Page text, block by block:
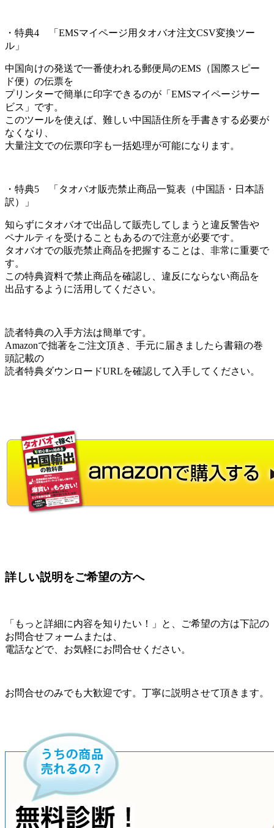
・特典4 「EMSマイページ用タオバオ注文CSV変換ツー
ル」
中国向けの発送で一番使われる郵便局のEMS（国際スピー
ド便）の伝票を
プリンターで簡単に印字できるのが「EMSマイページサー
ビス」です。
このツールを使えば、難しい中国語住所を手書きする必要が
なくなり、
大量注文での伝票印字も一括処理が可能になります。
・特典5 「タオバオ販売禁止商品一覧表（中国語・日本語
訳）」
知らずにタオバオで出品して販売してしまうと違反警告や
ペナルティを受けることもあるので注意が必要です。
タオバオでの販売禁止商品を把握することは、非常に重要で
す。
この特典資料で禁止商品を確認し、違反にならない商品を
出品するように活用してください。
読者特典の入手方法は簡単です。
Amazonで拙著をご注文頂き、手元に届きましたら書籍の巻
頭記載の
読者特典ダウンロードURLを確認して入手してください。
詳しい説明をご希望の方へ
「もっと詳細に内容を知りたい！」と、ご希望の方は下記の
お問合せフォームまたは、
電話などで、お気軽にお問合せください。
お問合せのみでも大歓迎です。丁寧に説明させて頂きます。